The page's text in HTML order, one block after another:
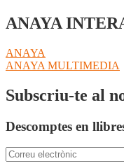
ANAYA
Navegació
d'entrades
Entrada
anterior:
ANAYA
Pròxima
ANAYA MULTIMEDIA
Subscriu-te al
Descomptes en